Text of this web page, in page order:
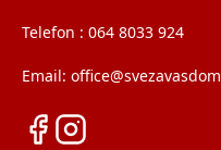
Telefon : 064 8033 924
Email: